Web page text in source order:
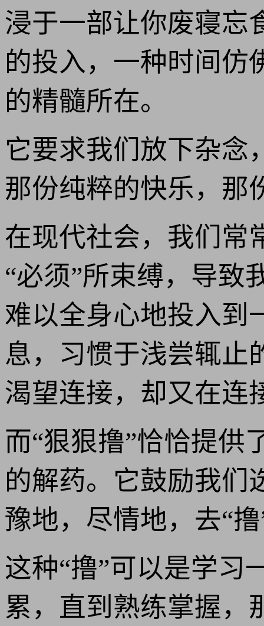
浸于一部让你废寝忘
的投入，一种时间仿
的精髓所在。
它要求我们放下杂念
那份纯粹的快乐，那
在现代社会，我们常
“必须”所束缚，导致
难以全身心地投入到
息，习惯于浅尝辄止
渴望连接，却又在连
而“狠狠撸”恰恰提供
的解药。它鼓励我们
豫地，尽情地，去“
这种“撸”可以是学习
累，直到熟练掌握，